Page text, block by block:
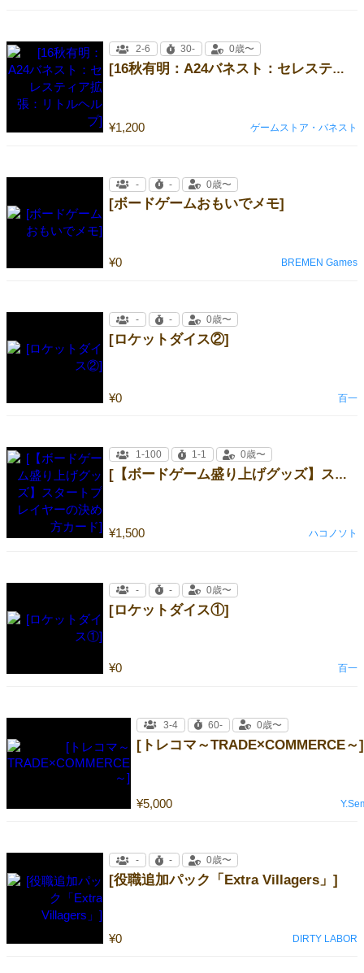
[16秋有明：A24バネスト：セレスティア拡張：リトルヘルプ]
¥1,200
2-6 30- 0歳〜
ゲームストア・バネスト
[ボードゲームおもいでメモ]
¥0
- - 0歳〜
BREMEN Games
[ロケットダイス②]
¥0
- - 0歳〜
百一
[【ボードゲーム盛り上げグッズ】スタートプレイヤーの決め方カード]
¥1,500
1-100 1-1 0歳〜
ハコノソト
[ロケットダイス①]
¥0
- - 0歳〜
百一
[トレコマ～TRADE×COMMERCE～]
¥5,000
3-4 60- 0歳〜
[役職追加パック「Extra Villagers」]
¥0
- - 0歳〜
DIRTY LABOR